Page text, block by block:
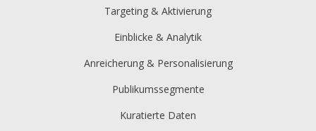
Targeting & Aktivierung
Einblicke & Analytik
Anreicherung & Personalisierung
Publikumssegmente
Kuratierte Daten